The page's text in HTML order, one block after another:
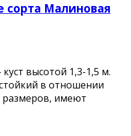
сорта Малиновая
высотой 1,3-1,5 м.
в отношении
размеров, имеют